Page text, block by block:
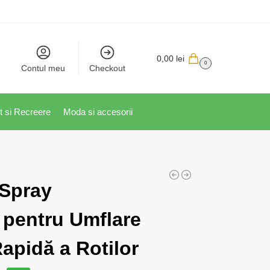
Contul meu Checkout
0,00 lei 0
si Recreere Moda si accesorii
Umflare
a Rotilor